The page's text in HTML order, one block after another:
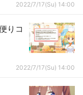
2022/7/17(Su) 14:00
りコ
2022/7/17(Su) 14:00